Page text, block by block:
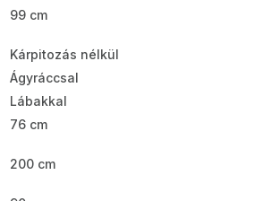
99 cm
Kárpitozás nélkül
Ágyráccsal
Lábakkal
76 cm
200 cm